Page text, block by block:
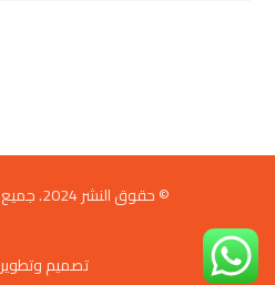
© حقوق النشر 2024. جميع الحقوق محفوظة.
تصميم وتطوير